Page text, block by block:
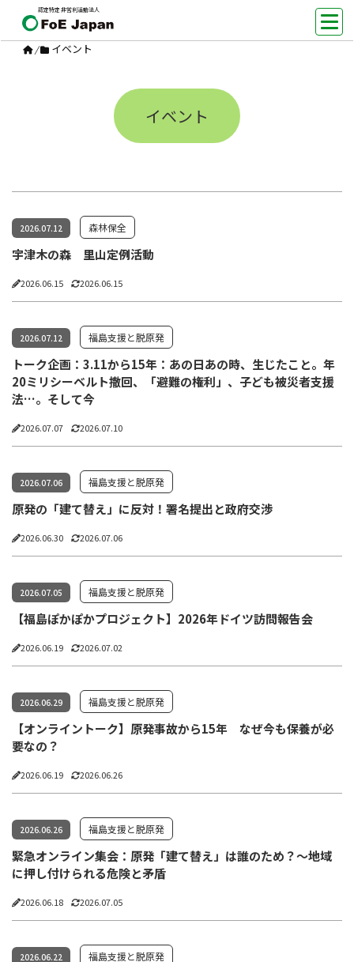
認定特定非営利活動法人
/ イベント
イベント
2026.07.12 森林保全
宇津木の森 里山定例活動
2026.06.15 2026.06.15
2026.07.12 福島支援と脱原発
トーク企画：3.11から15年：あの日あの時、生じたこと。年
20ミリシーベルト撤回、「避難の権利」、子ども被災者支援
法…。そして今
2026.07.07 2026.07.10
2026.07.06 福島支援と脱原発
原発の「建て替え」に反対！署名提出と政府交渉
2026.06.30 2026.07.06
2026.07.05 福島支援と脱原発
【福島ぽかぽかプロジェクト】2026年ドイツ訪問報告会
2026.06.19 2026.07.02
2026.06.29 福島支援と脱原発
【オンライントーク】原発事故から15年 なぜ今も保養が必
要なの？
2026.06.19 2026.06.26
2026.06.26 福島支援と脱原発
緊急オンライン集会：原発「建て替え」は誰のため？〜地域
に押し付けられる危険と矛盾
2026.06.18 2026.07.05
2026.06.22 福島支援と脱原発